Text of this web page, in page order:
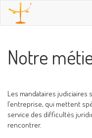
Notre
Les mandataires
l’entreprise, qui mettent
service des difficultés
rencontrer.